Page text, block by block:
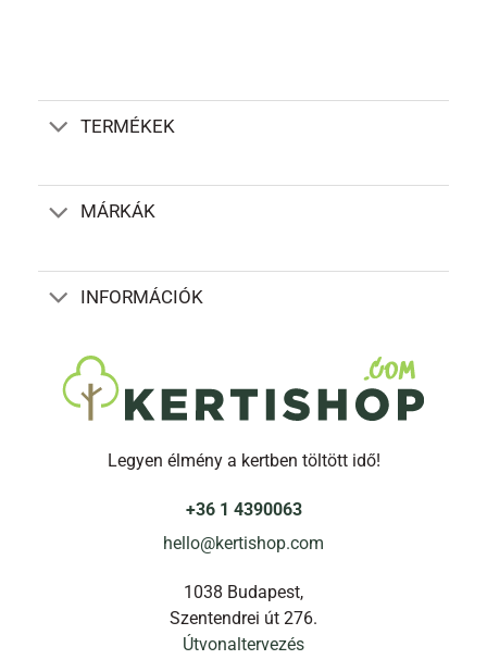
a
TERMÉKEK
MÁRKÁK
INFORMÁCIÓK
Legyen élmény a kertben töltött idő!
+36 1 4390063
hello@kertishop.com
1038 Budapest,
Szentendrei út 276.
Útvonaltervezés